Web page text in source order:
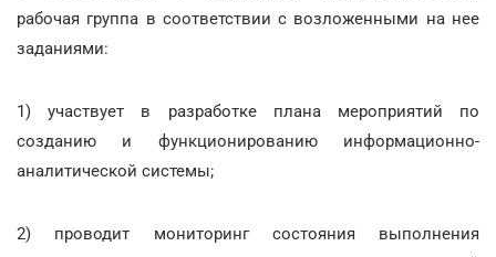
рабочая группа в соответствии с возложенными на нее
заданиями:
1) участвует в разработке плана мероприятий по
созданию и функционированию информационно-
аналитической системы;
2) проводит мониторинг состояния выполнения